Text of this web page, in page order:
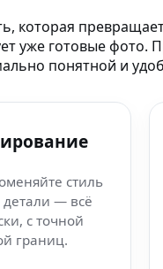
которая
уже готовые фото.
понятной и
стиль
детали — всё
с точной
границ.